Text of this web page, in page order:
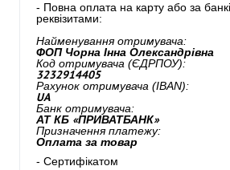
- Повна оплата на карту або за
реквізитами:
Найменування отримувача:
ФОП Чорна Інна Олександрівна
Код отримувача (ЄДРПОУ):
3232914405
Рахунок отримувача (IBAN):
UA
Банк отримувача:
АТ КБ «ПРИВАТБАНК»
Призначення платежу:
Оплата за товар
- Сертифікатом